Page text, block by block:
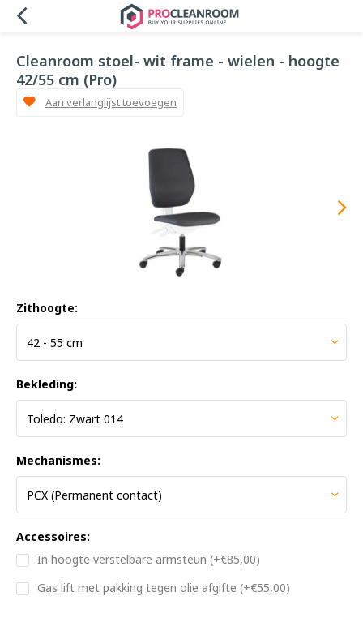
Cleanroom stoel- wit frame - wielen - hoogte
42/55 cm (Pro)
Aan verlanglijst toevoegen
Zithoogte:
Bekleding:
Mechanismes:
Accessoires:
In hoogte verstelbare armsteun (+€85,00)
Gas lift met pakking tegen olie afgifte (+€55,00)